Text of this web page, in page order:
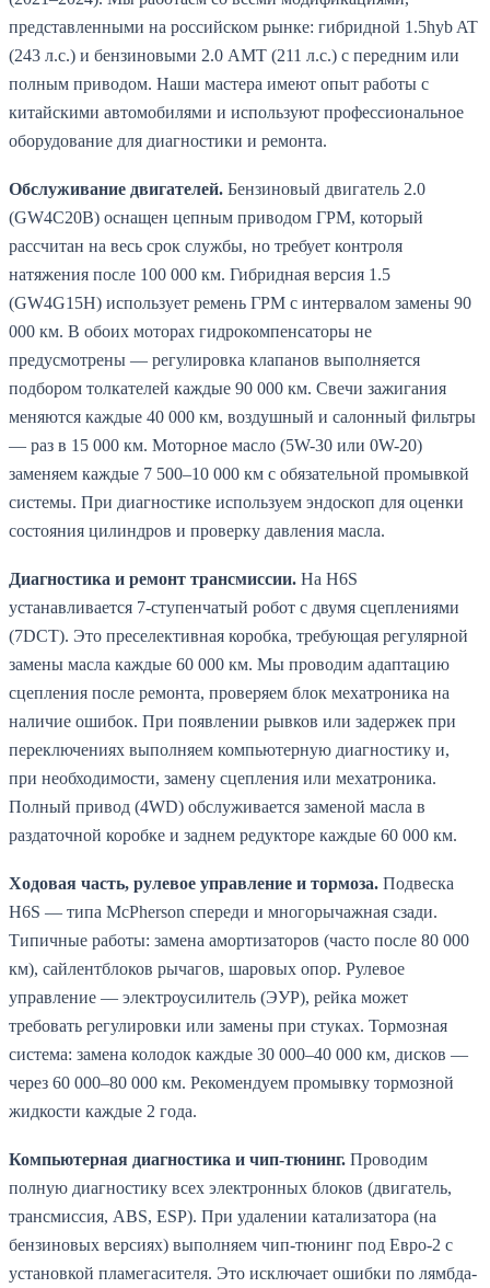
представленными на российском рынке: гибридной 1.5hyb AT
(243 л.с.) и бензиновыми 2.0 AMT (211 л.с.) с передним или
полным приводом. Наши мастера имеют опыт работы с
китайскими автомобилями и используют профессиональное
оборудование для диагностики и ремонта.
Обслуживание двигателей. Бензиновый двигатель 2.0
(GW4C20B) оснащен цепным приводом ГРМ, который
рассчитан на весь срок службы, но требует контроля
натяжения после 100 000 км. Гибридная версия 1.5
(GW4G15H) использует ремень ГРМ с интервалом замены 90
000 км. В обоих моторах гидрокомпенсаторы не
предусмотрены — регулировка клапанов выполняется
подбором толкателей каждые 90 000 км. Свечи зажигания
меняются каждые 40 000 км, воздушный и салонный фильтры
— раз в 15 000 км. Моторное масло (5W-30 или 0W-20)
заменяем каждые 7 500–10 000 км с обязательной промывкой
системы. При диагностике используем эндоскоп для оценки
состояния цилиндров и проверку давления масла.
Диагностика и ремонт трансмиссии. На H6S
устанавливается 7-ступенчатый робот с двумя сцеплениями
(7DCT). Это преселективная коробка, требующая регулярной
замены масла каждые 60 000 км. Мы проводим адаптацию
сцепления после ремонта, проверяем блок мехатроника на
наличие ошибок. При появлении рывков или задержек при
переключениях выполняем компьютерную диагностику и,
при необходимости, замену сцепления или мехатроника.
Полный привод (4WD) обслуживается заменой масла в
раздаточной коробке и заднем редукторе каждые 60 000 км.
Ходовая часть, рулевое управление и тормоза. Подвеска
H6S — типа McPherson спереди и многорычажная сзади.
Типичные работы: замена амортизаторов (часто после 80 000
км), сайлентблоков рычагов, шаровых опор. Рулевое
управление — электроусилитель (ЭУР), рейка может
требовать регулировки или замены при стуках. Тормозная
система: замена колодок каждые 30 000–40 000 км, дисков —
через 60 000–80 000 км. Рекомендуем промывку тормозной
жидкости каждые 2 года.
Компьютерная диагностика и чип-тюнинг. Проводим
полную диагностику всех электронных блоков (двигатель,
трансмиссия, ABS, ESP). При удалении катализатора (на
бензиновых версиях) выполняем чип-тюнинг под Евро-2 с
установкой пламегасителя. Это исключает ошибки по лямбда-